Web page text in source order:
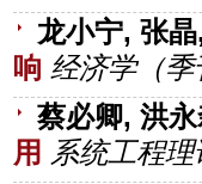
龙小宁, 张
响 经济学（季
蔡必卿, 洪
用 系统工程